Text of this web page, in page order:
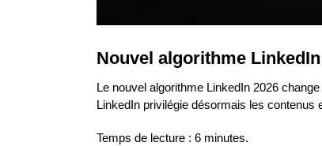
Nouvel algorithme
Le nouvel algorithme LinkedIn 2026
LinkedIn privilégie désormais les contenus
Temps de lecture : 6 minutes.